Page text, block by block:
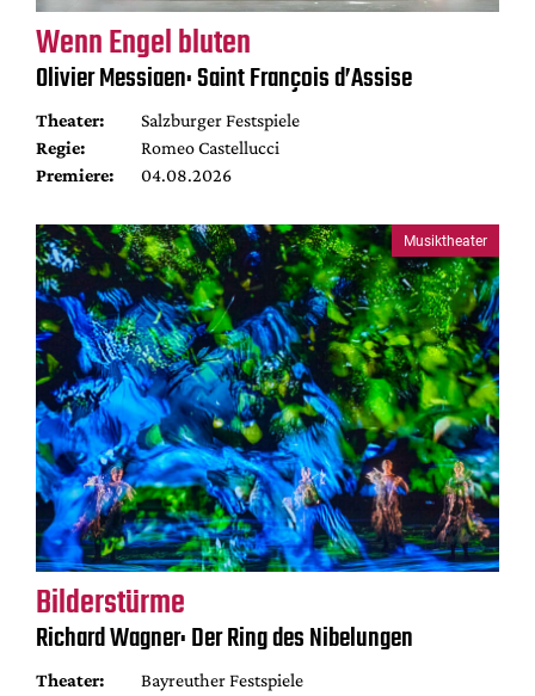
Wenn Engel bluten
Olivier Messiaen: Saint François d’Assise
Theater:
Salzburger Festspiele
Regie:
Romeo Castellucci
Premiere:
04.08.2026
Musiktheater
Bilderstürme
Richard Wagner: Der Ring des Nibelungen
Theater:
Bayreuther Festspiele